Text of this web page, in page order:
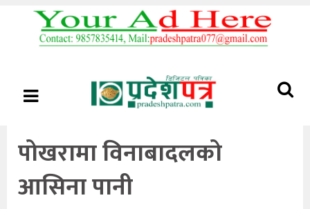
पोखरामा विनाबादलको
आसिना पानी